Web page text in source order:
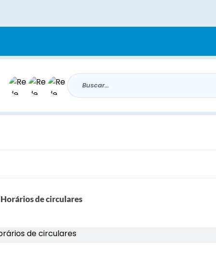
Buscar...
Horários de circulares